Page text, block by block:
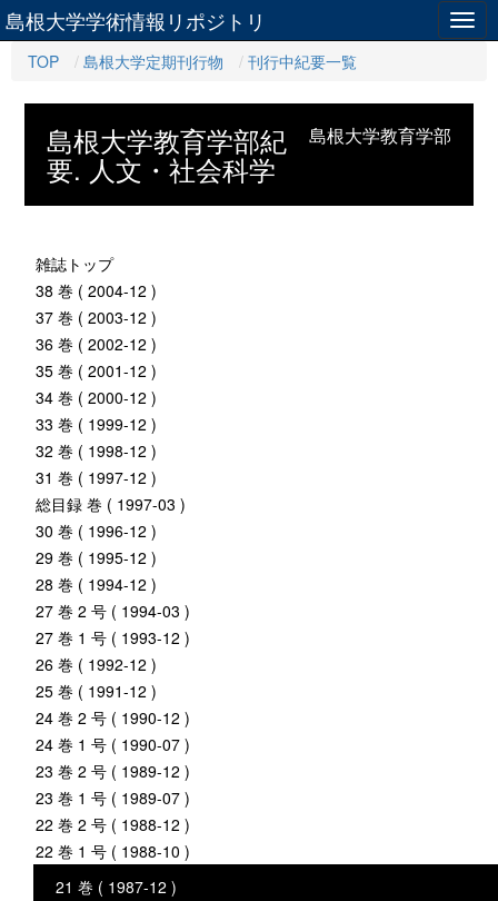
島根大学学術情報リポジトリ
TOP 島根大学定期刊行物 刊行中紀要一覧
島根大学教育学部
島根大学教育学部紀
要. 人文・社会科学
雑誌トップ
38 巻 ( 2004-12 )
37 巻 ( 2003-12 )
36 巻 ( 2002-12 )
35 巻 ( 2001-12 )
34 巻 ( 2000-12 )
33 巻 ( 1999-12 )
32 巻 ( 1998-12 )
31 巻 ( 1997-12 )
総目録 巻 ( 1997-03 )
30 巻 ( 1996-12 )
29 巻 ( 1995-12 )
28 巻 ( 1994-12 )
27 巻 2 号 ( 1994-03 )
27 巻 1 号 ( 1993-12 )
26 巻 ( 1992-12 )
25 巻 ( 1991-12 )
24 巻 2 号 ( 1990-12 )
24 巻 1 号 ( 1990-07 )
23 巻 2 号 ( 1989-12 )
23 巻 1 号 ( 1989-07 )
22 巻 2 号 ( 1988-12 )
22 巻 1 号 ( 1988-10 )
21 巻 ( 1987-12 )